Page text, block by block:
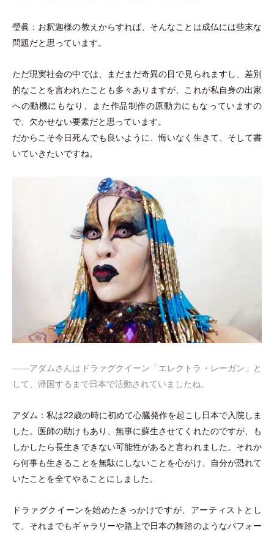
瑩眞：お釈迦様の教えからすれば、そんなことは成仏には些末な
問題だと思っています。
ただ現実社会の中では、まだまだ奇異の目で見られますし、差別
的なことを言われたことも多々ありますが、これが私自身の出家
への動機にもなり、また作品制作の原動力にもなっていますの
で、欠かせない要素だと思っています。
だからこそ今日死んでも良いように、悔いなく生きて、そして書
いていきたいですね。
――アダムさんはドラァグクイーン 「 エレクトラ ・ レーガン 」
と
して、帰国するまで日本で活動されていましたね。
アダム：私は22歳の時に初めて心臓発作を起こし日本で入院しま
した。医師の助けもあり、無事に蘇生させてくれたのですが、も
しかしたら長生きできない可能性があると言われました。それか
ら何事も生きることを無駄にしないことを心がけ、自分が恐れて
いたことを全てやることにしました。
ドラァグクイーンを始めたきっかけですが、アーティストとし
て、それまでもギャラリーや路上で日本の舞踏のようなパフォー